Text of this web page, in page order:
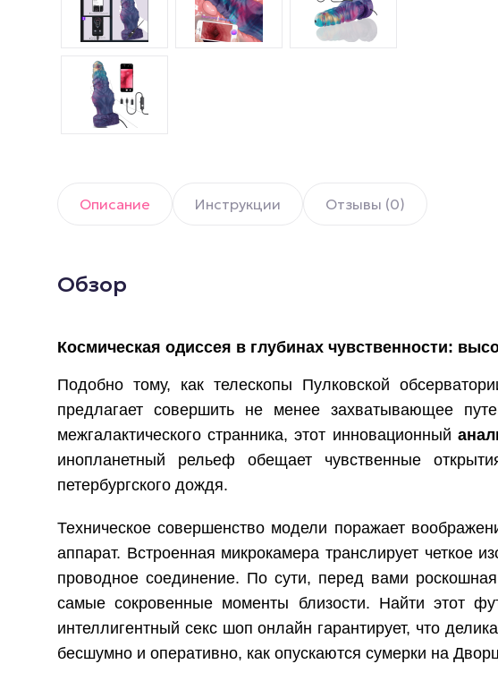
Описание Инструкции Отзывы (0)
Обзор
Космическая одиссея в глубинах чувственности:
Подобно тому, как телескопы Пулковской
предлагает совершить не менее захватывающее
межгалактического странника, этот инновационный
инопланетный рельеф обещает чувственные
петербургского дождя.
Техническое совершенство модели поражает
аппарат. Встроенная микрокамера транслирует
проводное соединение. По сути, перед вами роскошная
самые сокровенные моменты близости. Найти этот
интеллигентный секс шоп онлайн гарантирует, что
бесшумно и оперативно, как опускаются сумерки на